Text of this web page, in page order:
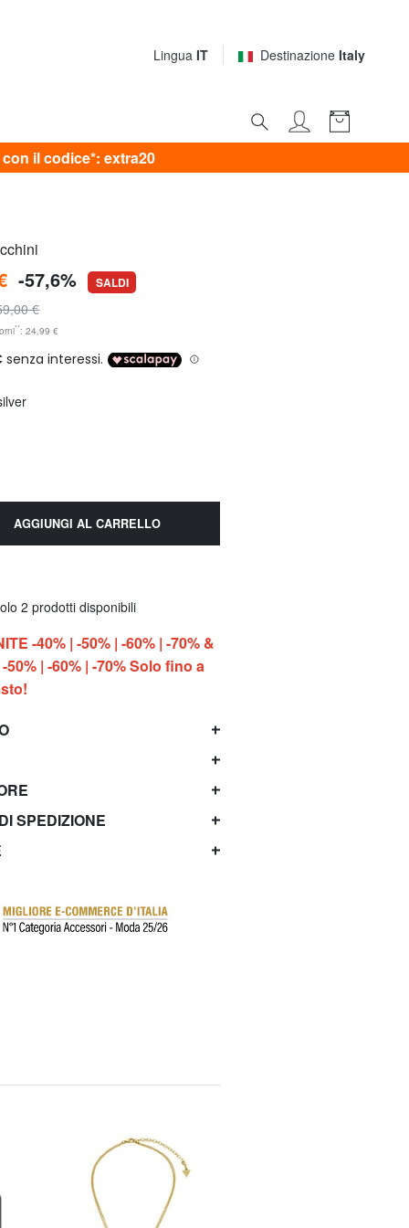
Lingua IT Destinazione Italy
il codice*: extra20
-57,6% SALDI
€
**: 24,99 €
AGGIUNGI AL CARRELLO
2 prodotti disponibili
-40% | -50% | -60% | -70% &
50% | -60% | -70% Solo fino a
SPEDIZIONE